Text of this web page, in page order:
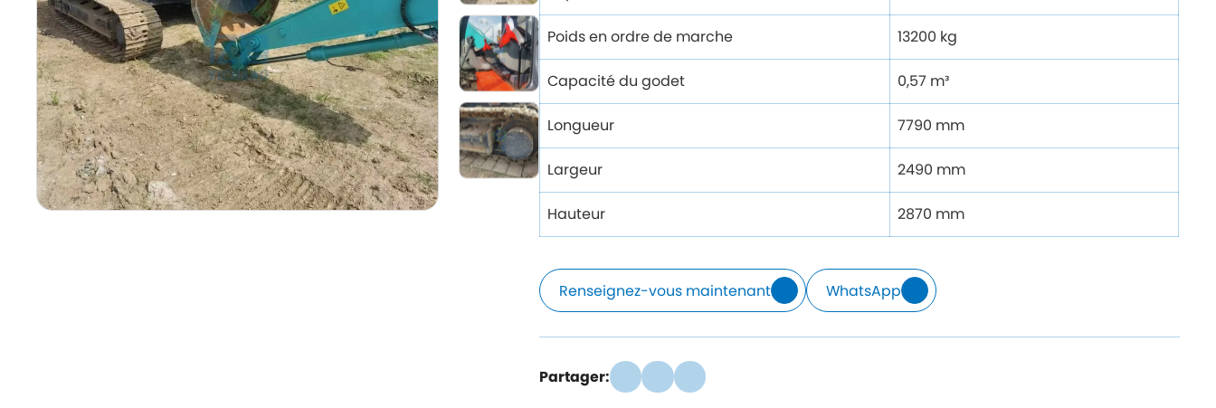
Poids en ordre de marche 13200 kg
Capacité du godet 0,57 m³
Longueur 7790 mm
Largeur 2490 mm
Hauteur 2870 mm
Renseignez-vous maintenant WhatsApp
Partager: